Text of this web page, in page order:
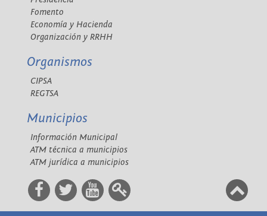
Fomento
Economía y Hacienda
Organización y RRHH
Organismos
CIPSA
REGTSA
Municipios
Información Municipal
ATM técnica a municipios
ATM jurídica a municipios